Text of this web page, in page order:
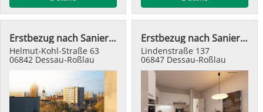
Erstbezug nach Sanierung - modern wohnen
Helmut-Kohl-Straße 63
06842 Dessau-Roßlau
Erstbezug nach Sanierung
Lindenstraße 137
06847 Dessau-Roßlau